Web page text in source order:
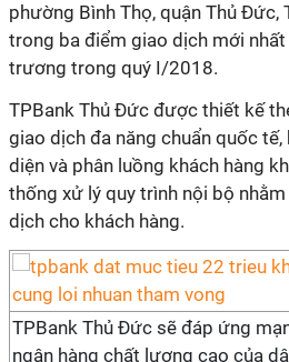
phường Bình Thọ, quận Thủ Đức,
trong ba điểm giao dịch mới
trương trong quý I/2018.
TPBank Thủ Đức được thiết kế
giao dịch đa năng chuẩn quốc
diện và phân luồng khách hàng
thống xử lý quy trình nội bộ
dịch cho khách hàng.
TPBank Thủ Đức sẽ đáp ứng
ngân hàng chất lượng cao của